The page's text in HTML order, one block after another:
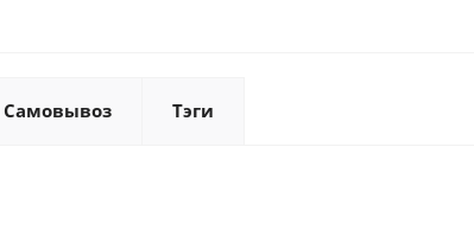
Самовывоз Тэги